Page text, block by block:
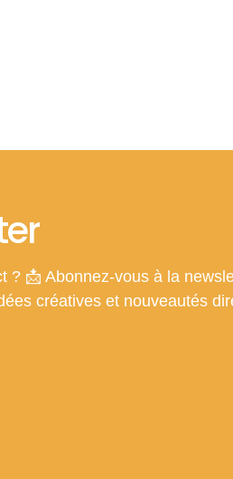
? 📩 Abonnez-vous à la
créatives et nouveautés